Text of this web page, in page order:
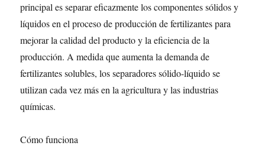
principal es separar eficazmente los componentes sólidos y
líquidos en el proceso de producción de fertilizantes para
mejorar la calidad del producto y la eficiencia de la
producción. A medida que aumenta la demanda de
fertilizantes solubles, los separadores sólido-líquido se
utilizan cada vez más en la agricultura y las industrias
químicas.
Cómo funciona